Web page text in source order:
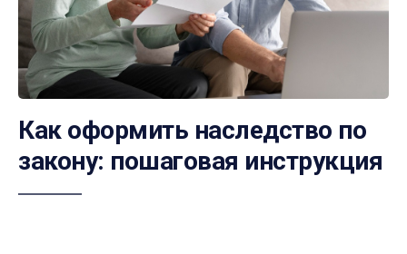
Как оформить наследство по
закону: пошаговая инструкция